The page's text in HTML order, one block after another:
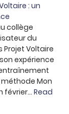
: un
collège
du
Voltaire
expérience
Mon
février… Read